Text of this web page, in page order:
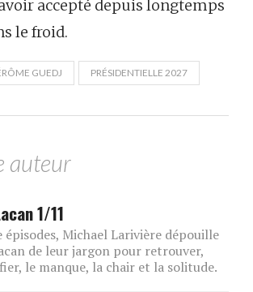
accepté depuis longtemps
le froid.
GUEDJ PRÉSIDENTIELLE 2027
auteur
1/11
épisodes, Michael Larivière dépouille
de leur jargon pour retrouver,
le manque, la chair et la solitude.